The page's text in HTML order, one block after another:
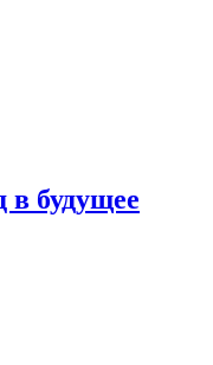
в будущее